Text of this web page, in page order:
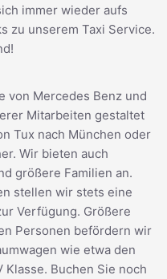
immer wieder aufs
zu unserem Taxi Service.
von Mercedes Benz und
Mitarbeiten gestaltet
Tux nach München oder
Wir bieten auch
größere Familien an.
stellen wir stets eine
Verfügung. Größere
Personen befördern wir
wie etwa den
Buchen Sie noch